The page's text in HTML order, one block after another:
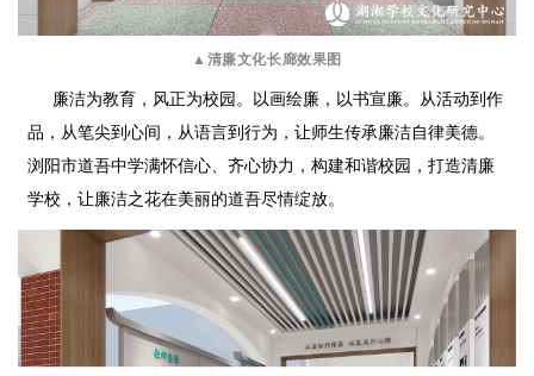
▲清廉文化长廊效果图
廉洁为教育，风正为校园。 以画绘廉，以书宣廉。 从活动到作
品，从笔尖到心间， 从语言到行为，让师生传承廉洁自律美德。
浏阳市道吾中学满怀信心、齐心协力， 构建和谐校园，打造清廉
学校， 让廉洁之花在美丽的道吾尽情绽放。